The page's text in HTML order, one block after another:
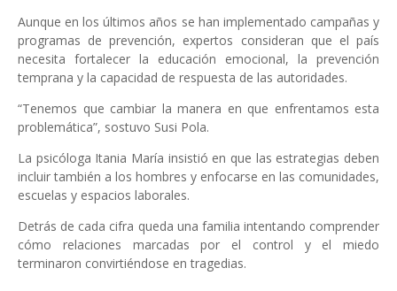
Aunque en los últimos años se han implementado campañas y
programas de prevención, expertos consideran que el país
necesita fortalecer la educación emocional, la prevención
temprana y la capacidad de respuesta de las autoridades.
“Tenemos que cambiar la manera en que enfrentamos esta
problemática”, sostuvo Susi Pola.
La psicóloga Itania María insistió en que las estrategias deben
incluir también a los hombres y enfocarse en las comunidades,
escuelas y espacios laborales.
Detrás de cada cifra queda una familia intentando comprender
cómo relaciones marcadas por el control y el miedo
terminaron convirtiéndose en tragedias.